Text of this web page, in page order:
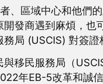
、區域中心和他們
開發商遇到麻煩，也
局 (USCIS) 對簽證
移民服務局（
年EB-5改革和誠